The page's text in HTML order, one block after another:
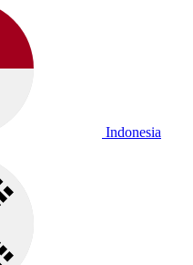
Indonesia